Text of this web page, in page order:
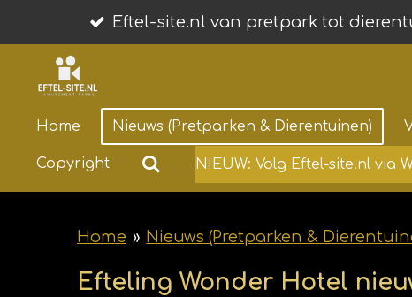
hoofdinhoud
Eftel-site.nl van pretpark tot
Home Nieuws (Pretparken & Dierentuinen)
Copyright NIEUW: Volg Eftel-site.nl via
Home » Nieuws (Pretparken &
Efteling Wonder Hotel